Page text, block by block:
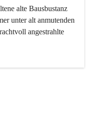
alte Bausbustanz
unter alt anmutenden
angestrahlte
ist aber integrativer